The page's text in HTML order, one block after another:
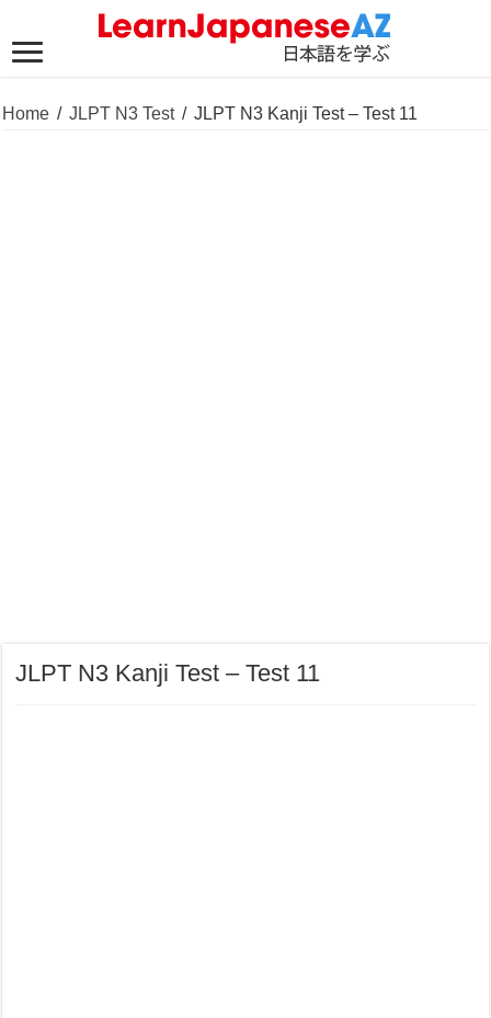
Home / JLPT N3 Test / JLPT N3 Kanji Test – Test 11
JLPT N3 Kanji Test – Test 11